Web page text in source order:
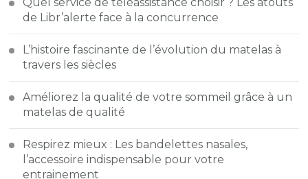
Quel service de téléassistance choisir ? Les atouts
de Libr’alerte face à la concurrence
L’histoire fascinante de l’évolution du matelas à
travers les siècles
Améliorez la qualité de votre sommeil grâce à un
matelas de qualité
Respirez mieux : Les bandelettes nasales,
l’accessoire indispensable pour votre
entrainement